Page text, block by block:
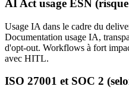
AI Act usage ESN
Usage IA dans le cadre du
Documentation usage IA,
d'opt-out. Workflows à fort
avec HITL.
ISO 27001 et SOC 2